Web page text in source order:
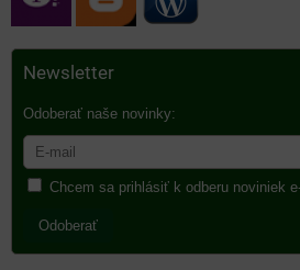
Newsletter
Odoberať naše novinky:
Chcem sa prihlásiť k odberu noviniek
Odoberať